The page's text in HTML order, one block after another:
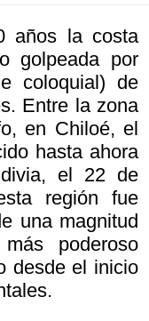
años la costa
golpeada por
coloquial) de
Entre la zona
en Chiloé, el
hasta ahora
el 22 de
región fue
una magnitud
poderoso
desde el inicio